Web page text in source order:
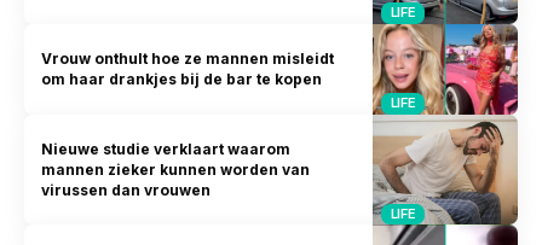
LIFE
LIFE
Vrouw onthult hoe ze mannen misleidt
om haar drankjes bij de bar te kopen
LIFE
Nieuwe studie verklaart waarom
mannen zieker kunnen worden van
virussen dan vrouwen